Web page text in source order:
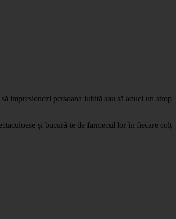
impresionezi persoana iubită sau să aduci un strop
și bucură-te de farmecul lor în fiecare colț